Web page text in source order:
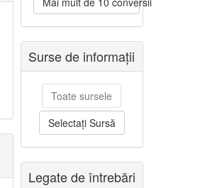
Surse de informații
Toate sursele
Selectați Sursă
Legate de întrebări